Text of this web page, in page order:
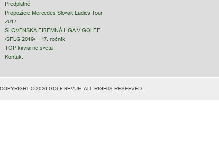
Predplatné
Propozície Mercedes Slovak Ladies Tour
2017
SLOVENSKÁ FIREMNÁ LIGA V GOLFE
/SFLG 2019/ – 17. ročník
TOP kaviarne sveta
Kontakt
COPYRIGHT © 2026 GOLF REVUE. ALL RIGHTS RESERVED.